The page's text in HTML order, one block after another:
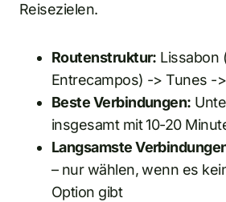
Reisezielen.
Routenstruktur: Lissabon
Entrecampos) -> Tunes -
Beste Verbindungen:
insgesamt mit 10-20
Langsamste
– nur wählen, wenn es
Option gibt